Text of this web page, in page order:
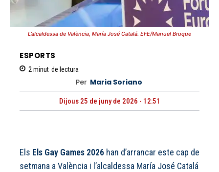
L’alcaldessa de València, María José Catalá. EFE/Manuel Bruque
ESPORTS
2 minut de lectura
Per Maria Soriano
Dijous 25 de juny de 2026 - 12:51
Els Els Gay Games 2026 han d’arrancar este cap de
setmana a València i l’alcaldessa María José Catalá